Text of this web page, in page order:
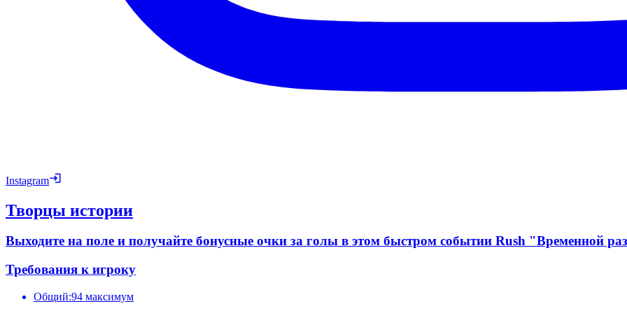
Instagram
Творцы истории
Выходите на поле и получайте бонусные очки за голы в этом быстром событии Rush "Временной
Требования к игроку
Общий:94 максимум